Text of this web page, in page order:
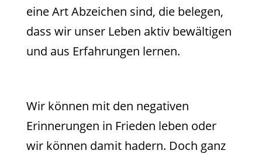
eine Art Abzeichen sind, die belegen,
dass wir unser Leben aktiv bewältigen
und aus Erfahrungen lernen.
Wir können mit den negativen
Erinnerungen in Frieden leben oder
wir können damit hadern. Doch ganz